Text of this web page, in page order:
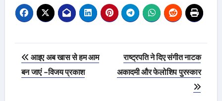
Post
navigation
आइए अब खास से हम आम
बन जाएं -विजय प्रकाश
राष्ट्रपति ने दिए संगीत नाटक
अकादमी और फेलोशिप पुरस्कार